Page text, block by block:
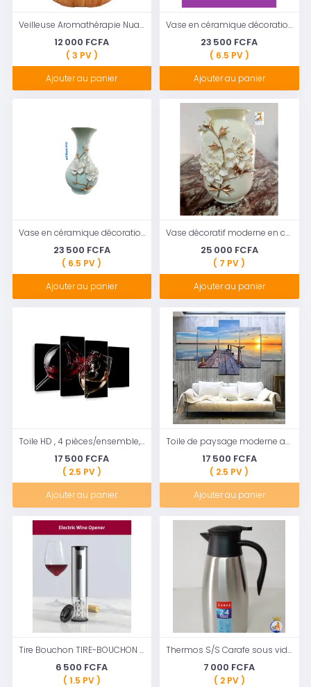
Veilleuse Aromathérapie Nuage de Pluie
12 000 FCFA
( 3 PV )
Ajouter au panier
Vase en céramique décoration de la Maison décoration Florale, avec tête en forme de fleur évasée
23 500 FCFA
( 6.5 PV )
Ajouter au panier
Vase en céramique décoration de la Maison décoration Florale
23 500 FCFA
( 6.5 PV )
Ajouter au panier
Vase décoratif moderne en céramique pour salon
25 000 FCFA
( 7 PV )
Ajouter au panier
Toile HD , 4 pièces/ensemble, vin rouge dans le verre, cadre moderne pour peintures murales, image modulaire imprimée
17 500 FCFA
( 2.5 PV )
Ajouter au panier
Toile de paysage moderne au niveau de la mer, peinture de pont de bord de mer, Art mural, Photo Hd, accessoires de décoration de salon de maison
17 500 FCFA
( 2.5 PV )
Ajouter au panier
Tire Bouchon TIRE-BOUCHON AUTOMATIQUE ÉLECTRIQUE - RECHARGEABLE
6 500 FCFA
( 1.5 PV )
Thermos S/S Carafe sous vide de table avec couvercle à bouton-poussoir
7 000 FCFA
( 2 PV )